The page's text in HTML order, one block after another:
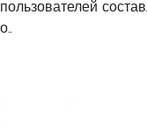
пользователей
о..